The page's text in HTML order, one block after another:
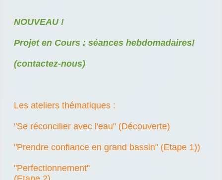
NOUVEAU !
Projet en Cours : séances hebdomadaires!
(contactez-nous)
Les ateliers thématiques :
"Se réconcilier avec l'eau" (Découverte)
"Prendre confiance en grand bassin" (Etape 1))
"Perfectionnement"